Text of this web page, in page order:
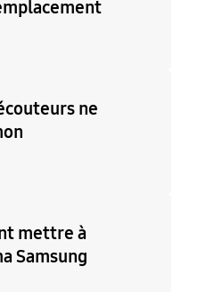
ne
mettre à
Samsung